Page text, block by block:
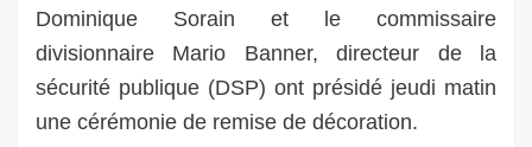
Dominique Sorain et le commissaire
divisionnaire Mario Banner, directeur de la
sécurité publique (DSP) ont présidé jeudi matin
une cérémonie de remise de décoration.